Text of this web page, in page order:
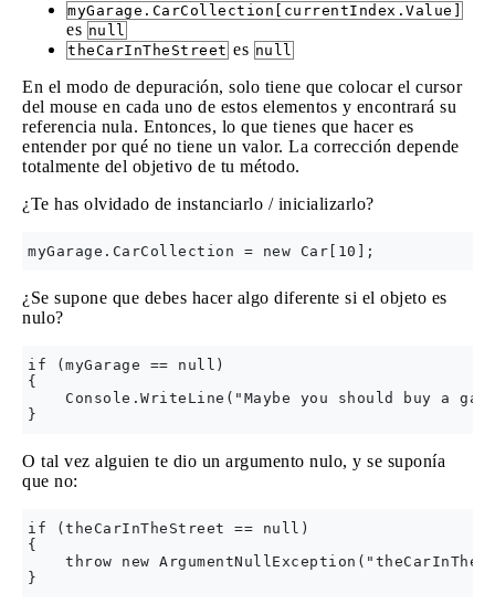
myGarage.CarCollection[currentIndex.Value]
es null
theCarInTheStreet es null
En el modo de depuración, solo tiene que colocar el cursor
del mouse en cada uno de estos elementos y encontrará su
referencia nula. Entonces, lo que tienes que hacer es
entender por qué no tiene un valor. La corrección depende
totalmente del objetivo de tu método.
¿Te has olvidado de instanciarlo / inicializarlo?
¿Se supone que debes hacer algo diferente si el objeto es
nulo?
if (myGarage == null)
{
Console.WriteLine("Maybe you should buy a
O tal vez alguien te dio un argumento nulo, y se suponía
que no:
if (theCarInTheStreet == null)
{
throw new